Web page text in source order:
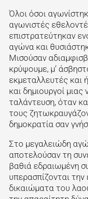
Όλοι όσοι
αγωνιστές
επιστρατεύτηκαν
αγώνα και
Μισούσαν
κρύψουμε, μ’
εκμεταλλευτές και
και δημιουργοί
ταλάντευση, όταν
τους
δημοκρατία σαν
Στο μεγαλειώδη
αποτελούσαν τη
βαθιά εδραιωμένη
υπερασπίζονται
δικαιώματα του